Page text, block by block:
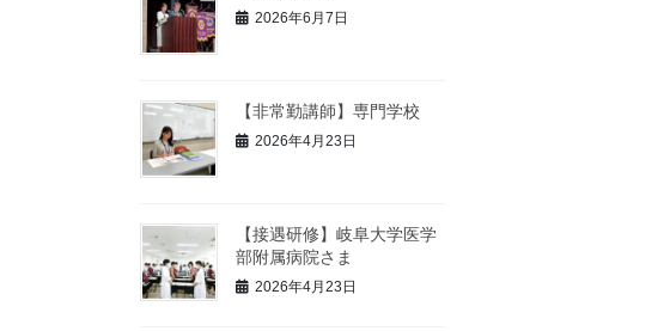
2026年6月7日
【非常勤講師】専門学校
2026年4月23日
【接遇研修】岐阜大学医学
部附属病院さま
2026年4月23日